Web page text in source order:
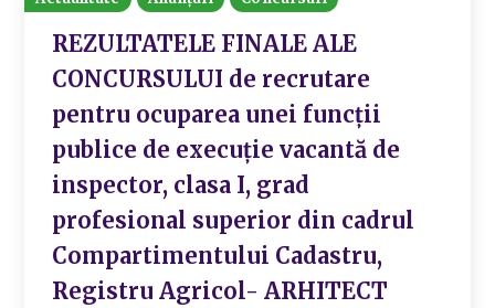
REZULTATELE FINALE ALE
CONCURSULUI de recrutare
pentru ocuparea unei funcții
publice de execuție vacantă de
inspector, clasa I, grad
profesional superior din cadrul
Compartimentului Cadastru,
Registru Agricol- ARHITECT